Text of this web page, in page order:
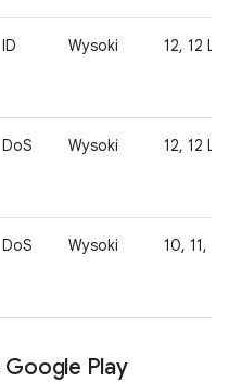
ID Wysoki 12, 12 L
DoS Wysoki 12, 12 L
DoS Wysoki 10, 11,
Play